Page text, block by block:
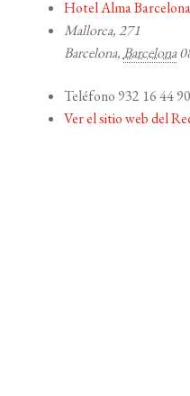
Hotel Alma Barcelona
Mallorca, 271
Barcelona,Barcelona
Teléfono 932 16 44 90
Ver el sitio web del